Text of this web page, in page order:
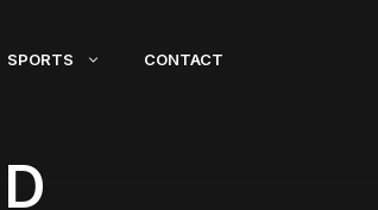
SPORTS CONTACT